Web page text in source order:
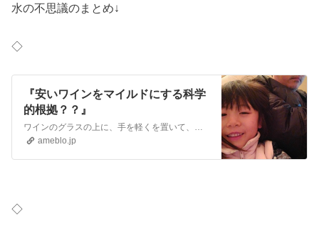
水の不思議のまとめ↓
◇
『安いワインをマイルドにする科学
的根拠？？』
ameblo.jp
◇